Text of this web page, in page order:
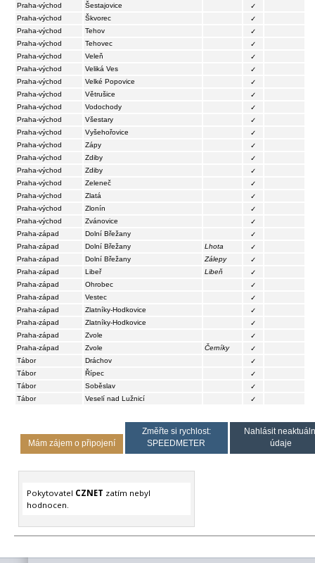
Praha-východ
Šestajovice
✓
Praha-východ
Škvorec
✓
Praha-východ
Tehov
✓
Praha-východ
Tehovec
✓
Praha-východ
Veleň
✓
Praha-východ
Veliká Ves
✓
Praha-východ
Velké Popovice
✓
Praha-východ
Větrušice
✓
Praha-východ
Vodochody
✓
Praha-východ
Všestary
✓
Praha-východ
Vyšehořovice
✓
Praha-východ
Zápy
✓
Praha-východ
Zdiby
✓
Praha-východ
Zdiby
✓
Praha-východ
Zeleneč
✓
Praha-východ
Zlatá
✓
Praha-východ
Zlonín
✓
Praha-východ
Zvánovice
✓
Praha-západ
Dolní Břežany
✓
Praha-západ
Dolní Břežany Lhota
✓
Praha-západ
Dolní Břežany Zálepy
✓
Praha-západ
Libeř Libeň
✓
Praha-západ
Ohrobec
✓
Praha-západ
Vestec
✓
Praha-západ
Zlatníky-Hodkovice
✓
Praha-západ
Zlatníky-Hodkovice
✓
Praha-západ
Zvole
✓
Praha-západ
Zvole Černíky
✓
Tábor
Dráchov
✓
Tábor
Řípec
✓
Tábor
Soběslav
✓
Tábor
Veselí nad Lužnicí ✓
Mám zájem o připojení
Změřte si rychlost:
SPEEDMETER
Nahlásit
údaje
Pokytovatel CZNET zatím nebyl
hodnocen.